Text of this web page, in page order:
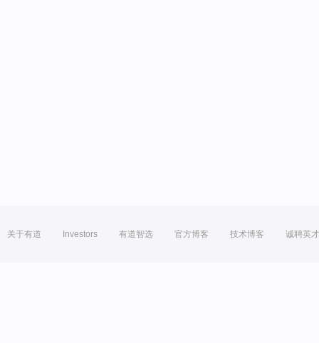
关于有道 Investors 有道智选 官方博客 技术博客 诚聘英才